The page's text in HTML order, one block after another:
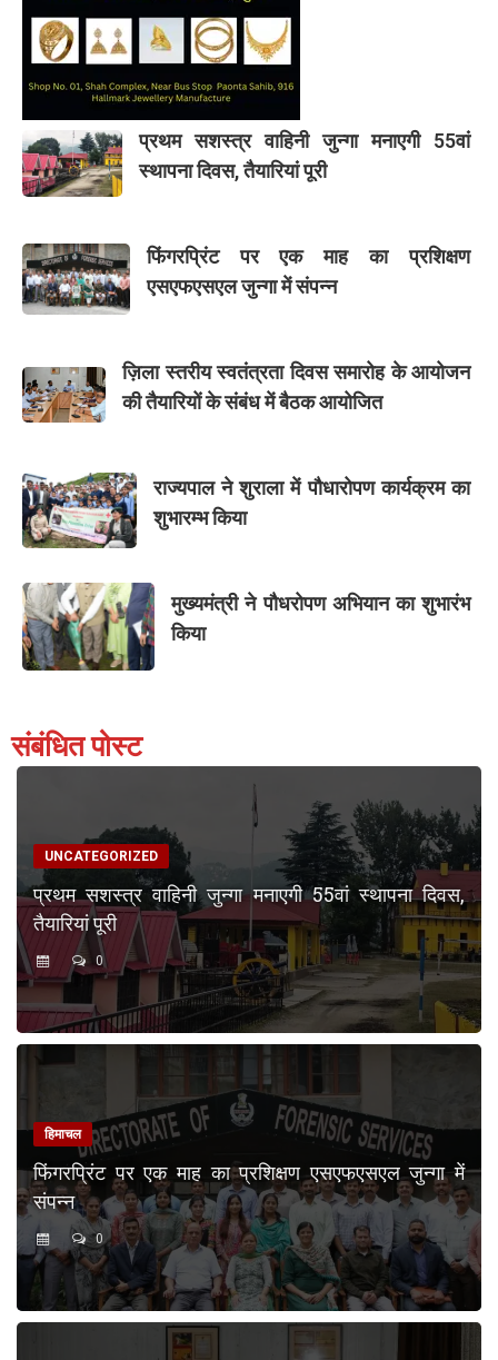
प्रथम सशस्त्र वाहिनी जुन्गा मनाएगी 55वां
स्थापना दिवस, तैयारियां पूरी
फिंगरप्रिंट पर एक माह का प्रशिक्षण
एसएफएसएल जुन्गा में संपन्न
ज़िला स्तरीय स्वतंत्रता दिवस समारोह के आयोजन
की तैयारियों के संबंध में बैठक आयोजित
राज्यपाल ने शुराला में पौधारोपण कार्यक्रम का
शुभारम्भ किया
मुख्यमंत्री ने पौधरोपण अभियान का शुभारंभ
किया
संबंधित पोस्ट
UNCATEGORIZED
प्रथम सशस्त्र वाहिनी जुन्गा मनाएगी 55वां स्थापना दिवस,
तैयारियां पूरी
0
हिमाचल
फिंगरप्रिंट पर एक माह का प्रशिक्षण एसएफएसएल जुन्गा में
संपन्न
0